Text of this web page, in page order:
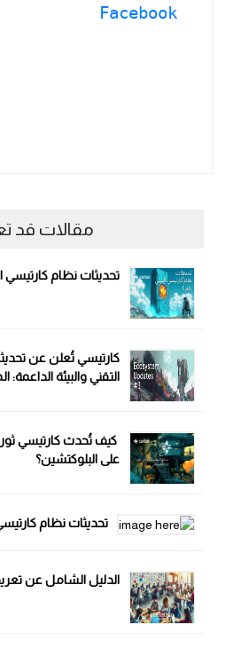
Facebook
مقالات قد
تحديثات نظام كارتيسي
كارتيسي تُعلن عن
التقني والبيئة الداعمة:
كيف تُحدث كارتيسي
على البلوكتشين؟
تحديثات نظام كارتيسي
الدليل الشامل عن